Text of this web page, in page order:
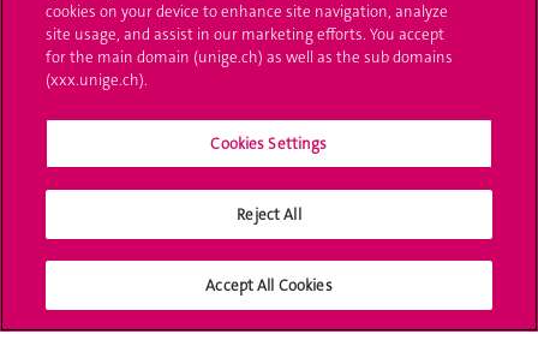
UNIGE Mobile
Médias
Offres d'emploi
Bibliothèque
Médias sociaux UNIGE
cookies on your device to enhance site navigation, analyze
site usage, and assist in our marketing efforts. You accept
for the main domain (unige.ch) as well as the sub domains
(xxx.unige.ch).
Cookies Settings
Reject All
Accept All Cookies